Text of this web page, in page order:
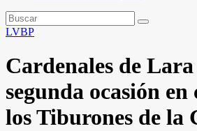
LVBP
Cardenales de
segunda ocasión en
los Tiburones de la